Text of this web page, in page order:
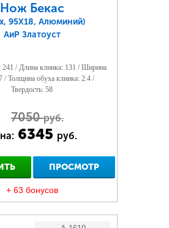
Нож Бекас
95Х18, Алюминий)
АиР Златоуст
/ Длина клинка: 131 / Ширина
/ Толщина обуха клинка: 2.4 /
Твердость: 58
7050руб.
6345 руб.
ПРОСМОТР
+ 63 бонусов